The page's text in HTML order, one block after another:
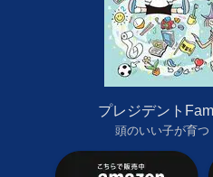
プレジデント
頭のいい子が育